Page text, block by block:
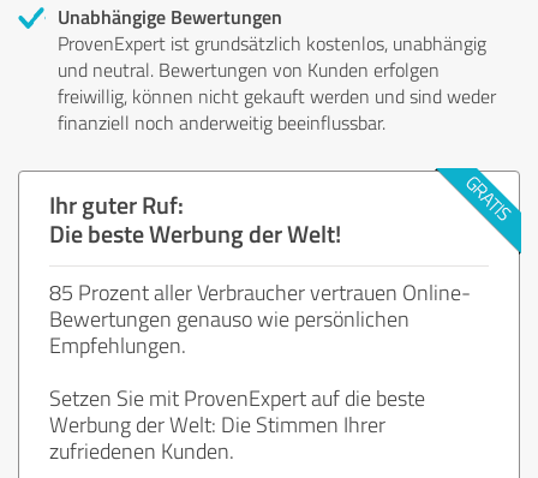
Unabhängige Bewertungen
ProvenExpert ist grundsätzlich kostenlos, unabhängig
und neutral. Bewertungen von Kunden erfolgen
freiwillig, können nicht gekauft werden und sind weder
finanziell noch anderweitig beeinflussbar.
Ihr guter Ruf:
Die beste Werbung der Welt!
85 Prozent aller Verbraucher vertrauen Online-
Bewertungen genauso wie persönlichen
Empfehlungen.
Setzen Sie mit ProvenExpert auf die beste
Werbung der Welt: Die Stimmen Ihrer
zufriedenen Kunden.